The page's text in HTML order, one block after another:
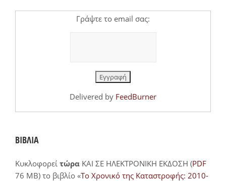
Γράψτε το email σας:
Delivered by FeedBurner
ΒΙΒΛΙΑ
Κυκλοφορεί τώρα ΚΑΙ ΣΕ ΗΛΕΚΤΡΟΝΙΚΗ ΕΚΔΟΣΗ (PDF
76 MB) το βιβλίο «Το Χρονικό της Καταστροφής: 2010-